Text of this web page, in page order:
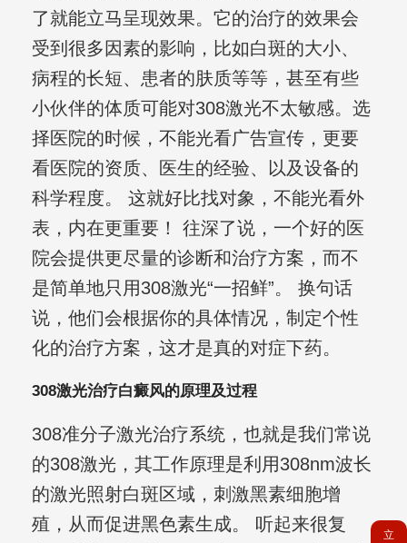
了就能立马呈现效果。它的治疗的效果会
受到很多因素的影响，比如白斑的大小、
病程的长短、患者的肤质等等，甚至有些
小伙伴的体质可能对308激光不太敏感。选
择医院的时候，不能光看广告宣传，更要
看医院的资质、医生的经验、以及设备的
科学程度。 这就好比找对象，不能光看外
表，内在更重要！ 往深了说，一个好的医
院会提供更尽量的诊断和治疗方案，而不
是简单地只用308激光“一招鲜”。 换句话
说，他们会根据你的具体情况，制定个性
化的治疗方案，这才是真的对症下药。
308激光治疗白癜风的原理及过程
308准分子激光治疗系统，也就是我们常说
的308激光，其工作原理是利用308nm波长
的激光照射白斑区域，刺激黑素细胞增
殖，从而促进黑色素生成。 听起来很复
立